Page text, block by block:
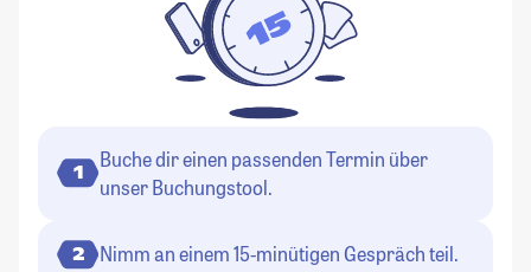
1
Buche dir einen passenden Termin über
unser Buchungstool.
2 Nimm an einem 15-minütigen Gespräch teil.